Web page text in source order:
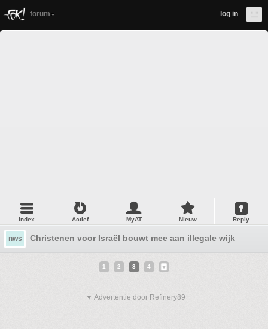
forum log in
Index Actief MyAT Nieuw Reply
nws Christenen voor Israël bouwt mee aan illegale wijk
1 2 3 4
▼ Advertentie door Refinery89